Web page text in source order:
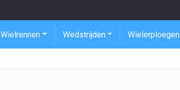
Wielrennen Wedstrijden Wielerploegen